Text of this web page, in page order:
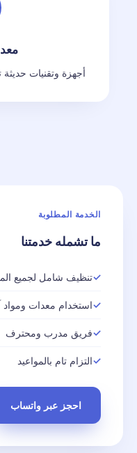
أجهزة وتقنيات
الخدمة المطلوبة
ما تشمله خدمتنا
تنظيف شامل لجميع
استخدام معدات ومواد
فريق مدرب ومحترف
التزام تام بالمواعيد
احجز عبر واتساب